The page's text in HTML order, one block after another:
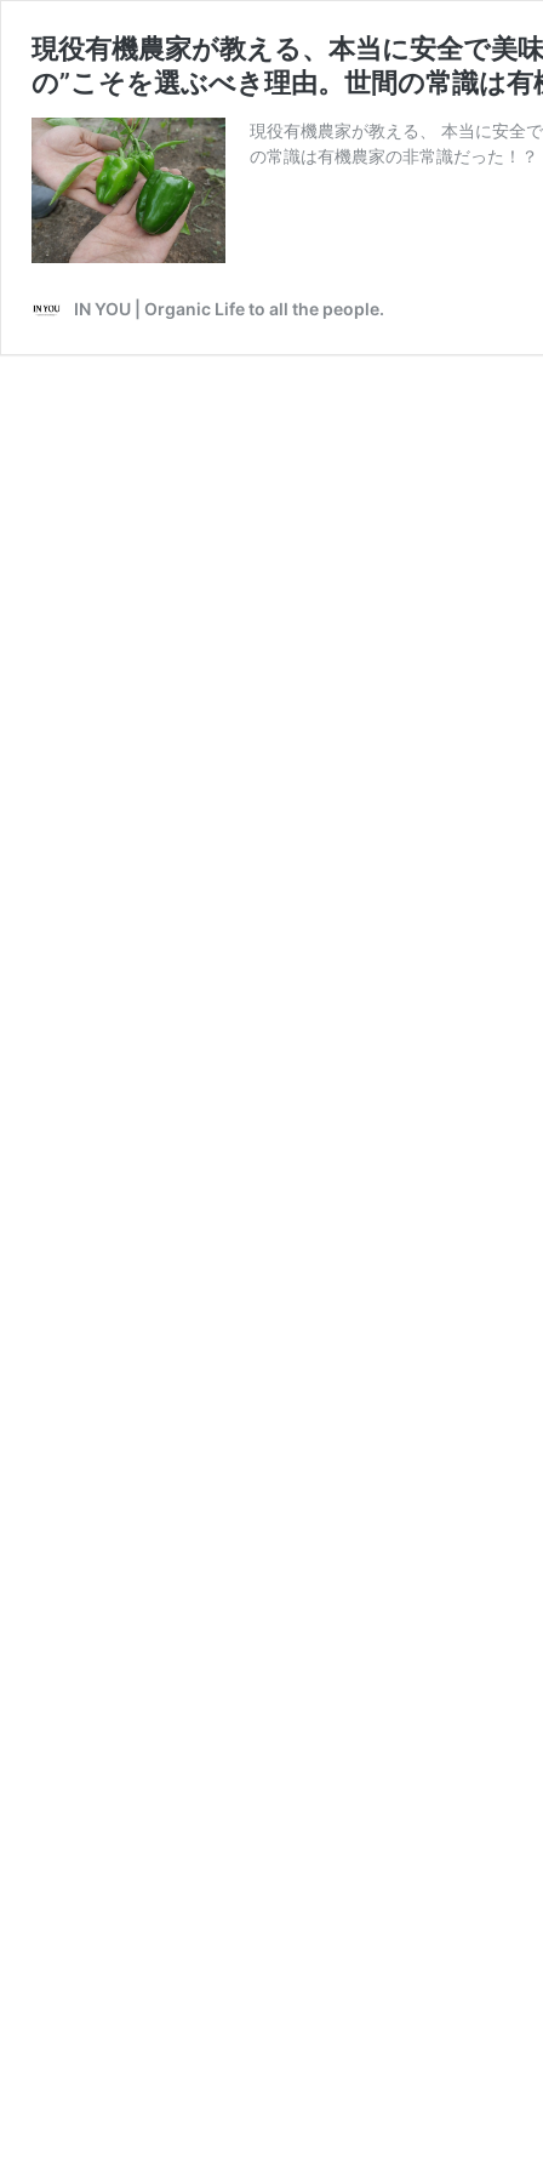
現役有機農家が教える、本当に安全で美
の”こそを選ぶべき理由。世間の常識は
現役有機農家が教える、 本当に安全
の常識は有機農家の非常識だった！
IN YOU | Organic Life to all the people.